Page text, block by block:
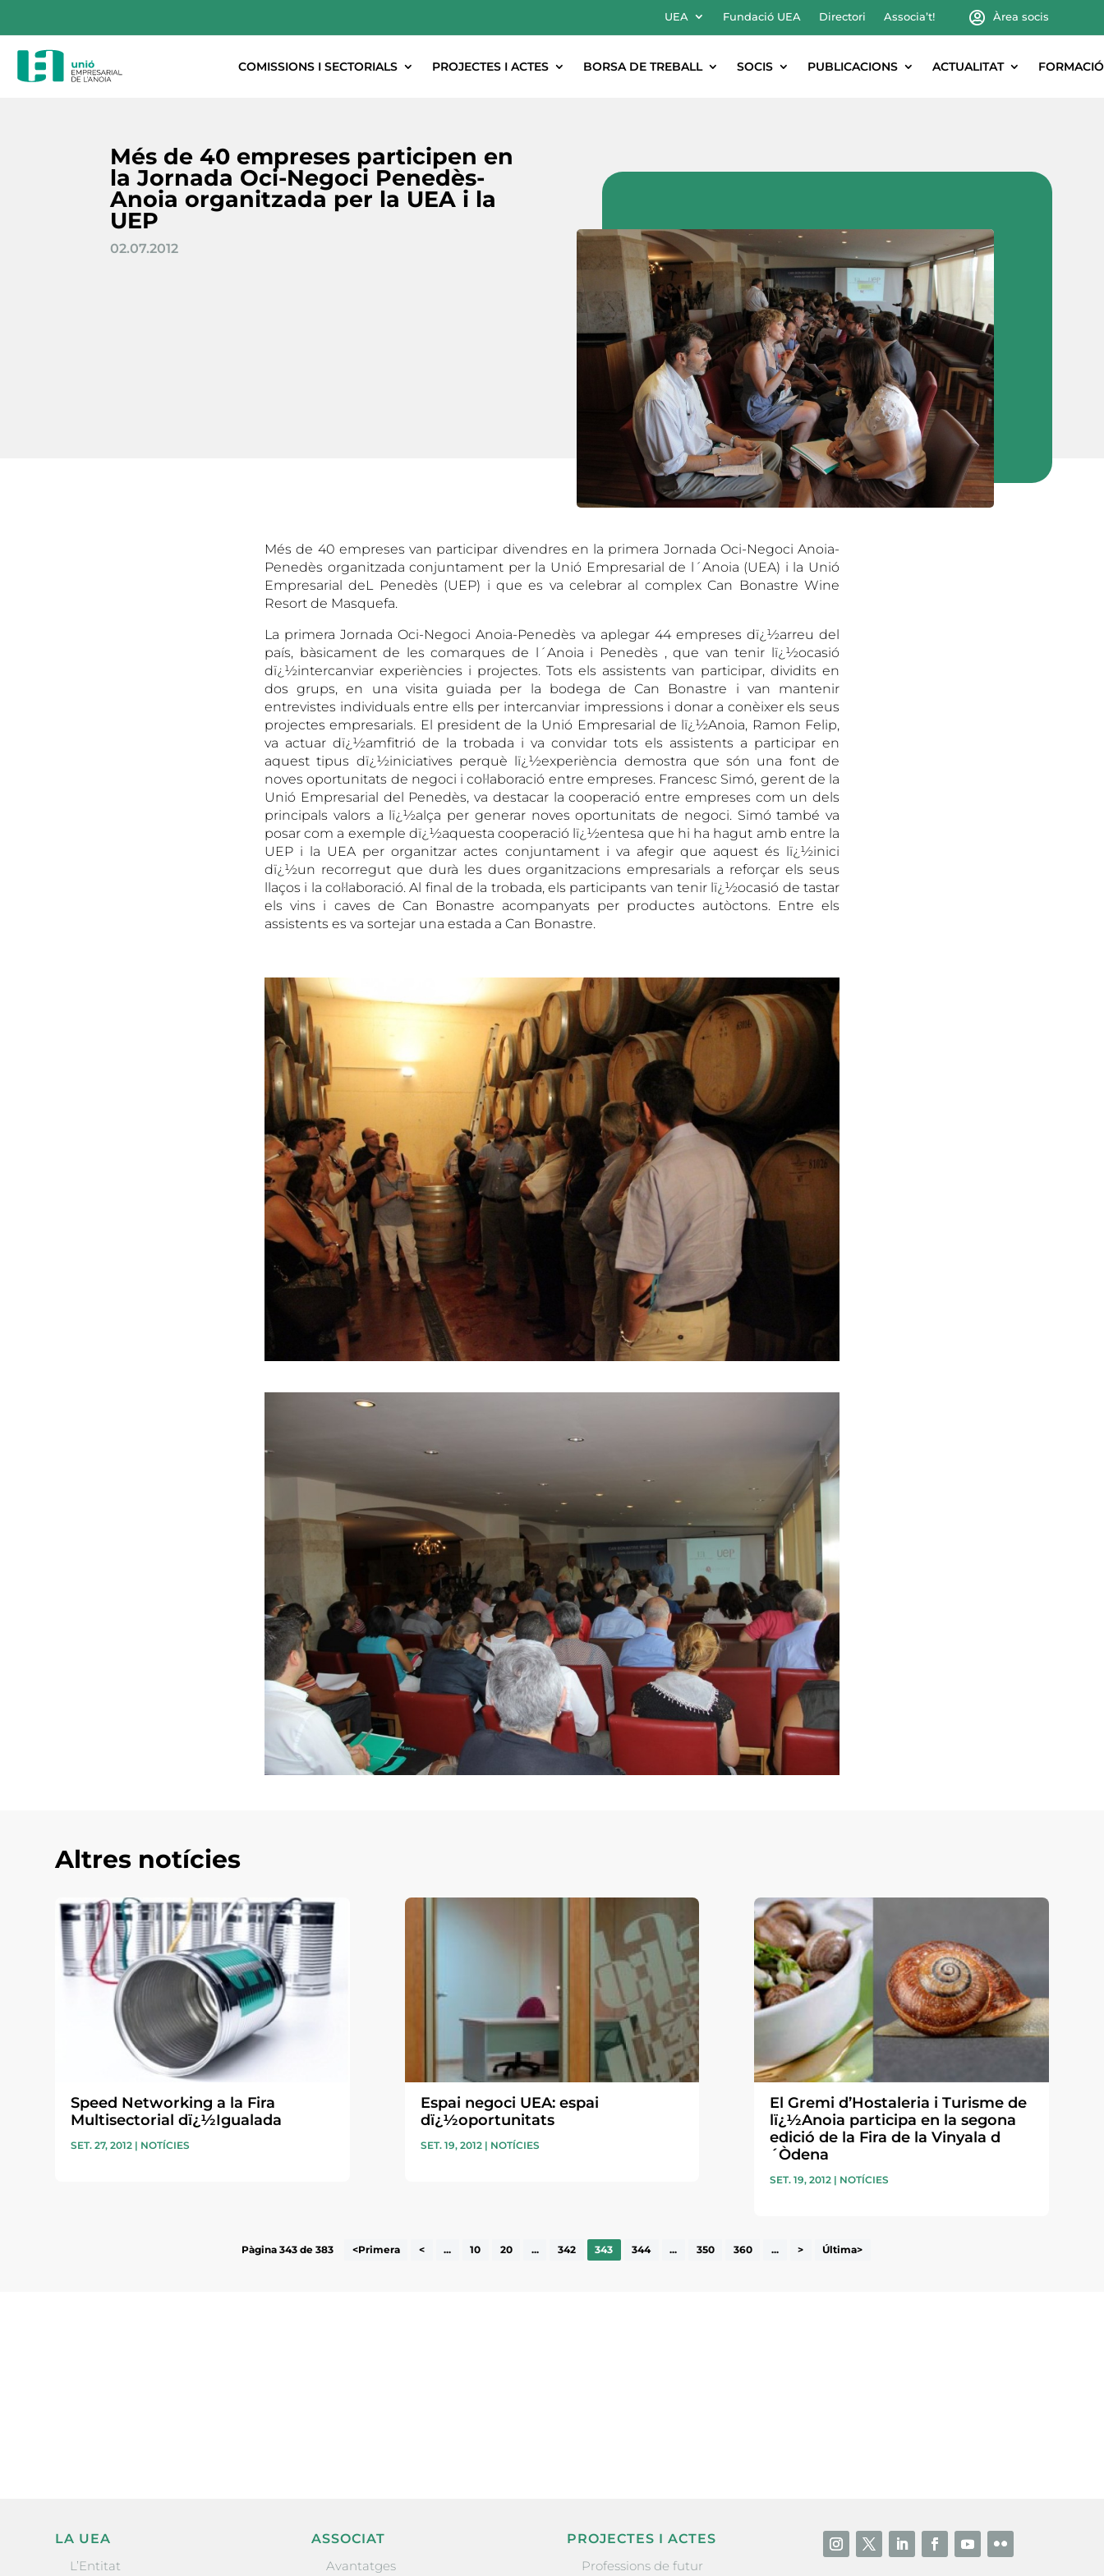
UEA Fundació UEA Directori Associa’t! Àrea socis
COMISSIONS I SECTORIALS PROJECTES I ACTES BORSA DE TREBALL SOCIS PUBLICACIONS ACTUALITAT FORMACIÓ
Més de 40 empreses participen en
la Jornada Oci-Negoci Penedès-
Anoia organitzada per la UEA i la
UEP
02.07.2012
Més de 40 empreses van participar divendres en la primera Jornada Oci-Negoci Anoia-
Penedès organitzada conjuntament per la Unió Empresarial de l´Anoia (UEA) i la Unió
Empresarial deL Penedès (UEP) i que es va celebrar al complex Can Bonastre Wine
Resort de Masquefa.
La primera Jornada Oci-Negoci Anoia-Penedès va aplegar 44 empreses dï¿½arreu del
país, bàsicament de les comarques de l´Anoia i Penedès , que van tenir lï¿½ocasió
dï¿½intercanviar experiències i projectes. Tots els assistents van participar, dividits en
dos grups, en una visita guiada per la bodega de Can Bonastre i van mantenir
entrevistes individuals entre ells per intercanviar impressions i donar a conèixer els seus
projectes empresarials. El president de la Unió Empresarial de lï¿½Anoia, Ramon Felip,
va actuar dï¿½amfitrió de la trobada i va convidar tots els assistents a participar en
aquest tipus dï¿½iniciatives perquè lï¿½experiència demostra que són una font de
noves oportunitats de negoci i col·laboració entre empreses. Francesc Simó, gerent de la
Unió Empresarial del Penedès, va destacar la cooperació entre empreses com un dels
principals valors a lï¿½alça per generar noves oportunitats de negoci. Simó també va
posar com a exemple dï¿½aquesta cooperació lï¿½entesa que hi ha hagut amb entre la
UEP i la UEA per organitzar actes conjuntament i va afegir que aquest és lï¿½inici
dï¿½un recorregut que durà les dues organitzacions empresarials a reforçar els seus
llaços i la col·laboració. Al final de la trobada, els participants van tenir lï¿½ocasió de tastar
els vins i caves de Can Bonastre acompanyats per productes autòctons. Entre els
assistents es va sortejar una estada a Can Bonastre.
Altres notícies
Speed Networking a la Fira
Multisectorial dï¿½Igualada
SET. 27, 2012 | NOTÍCIES
Espai negoci UEA: espai
dï¿½oportunitats
SET. 19, 2012| NOTÍCIES
El Gremi d’Hostaleria i Turisme de
lï¿½Anoia participa en la segona
edició de la Fira de la Vinyala d
´Òdena
SET. 19, 2012| NOTÍCIES
Pàgina 343 de 383 <Primera < ... 10 20 ... 342 343 344 ... 350 360 ... > Última>
LA UEA
L’Entitat
ASSOCIAT
Avantatges
PROJECTES I ACTES
Professions de futur